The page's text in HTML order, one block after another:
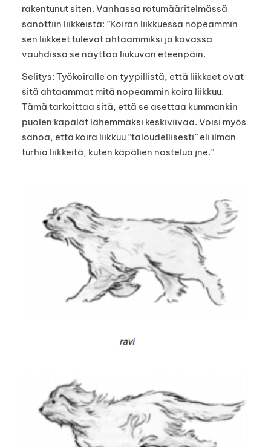
rakentunut siten. Vanhassa rotumääritelmässä
sanottiin liikkeistä: ”Koiran liikkuessa nopeammin
sen liikkeet tulevat ahtaammiksi ja kovassa
vauhdissa se näyttää liukuvan eteenpäin.
Selitys: Työkoiralle on tyypillistä, että liikkeet ovat
sitä ahtaammat mitä nopeammin koira liikkuu.
Tämä tarkoittaa sitä, että se asettaa kummankin
puolen käpälät lähemmäksi keskiviivaa. Voisi myös
sanoa, että koira liikkuu ”taloudellisesti” eli ilman
turhia liikkeitä, kuten käpälien nostelua jne.”